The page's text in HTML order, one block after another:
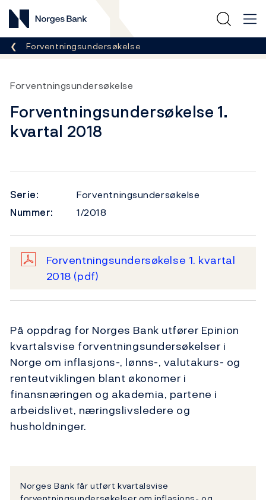
Norges Bank
Her er du nå:
Forventningsundersøkelse
Forventningsundersøkelse
Forventningsundersøkelse 1.
kvartal 2018
Serie:
Forventningsundersøkelse
Nummer:
1/2018
Forventningsundersøkelse 1. kvartal
2018 (pdf)
På oppdrag for Norges Bank utfører Epinion
kvartalsvise forventningsundersøkelser i
Norge om inflasjons-, lønns-, valutakurs- og
renteutviklingen blant økonomer i
finansnæringen og akademia, partene i
arbeidslivet, næringslivsledere og
husholdninger.
Norges Bank får utført kvartalsvise